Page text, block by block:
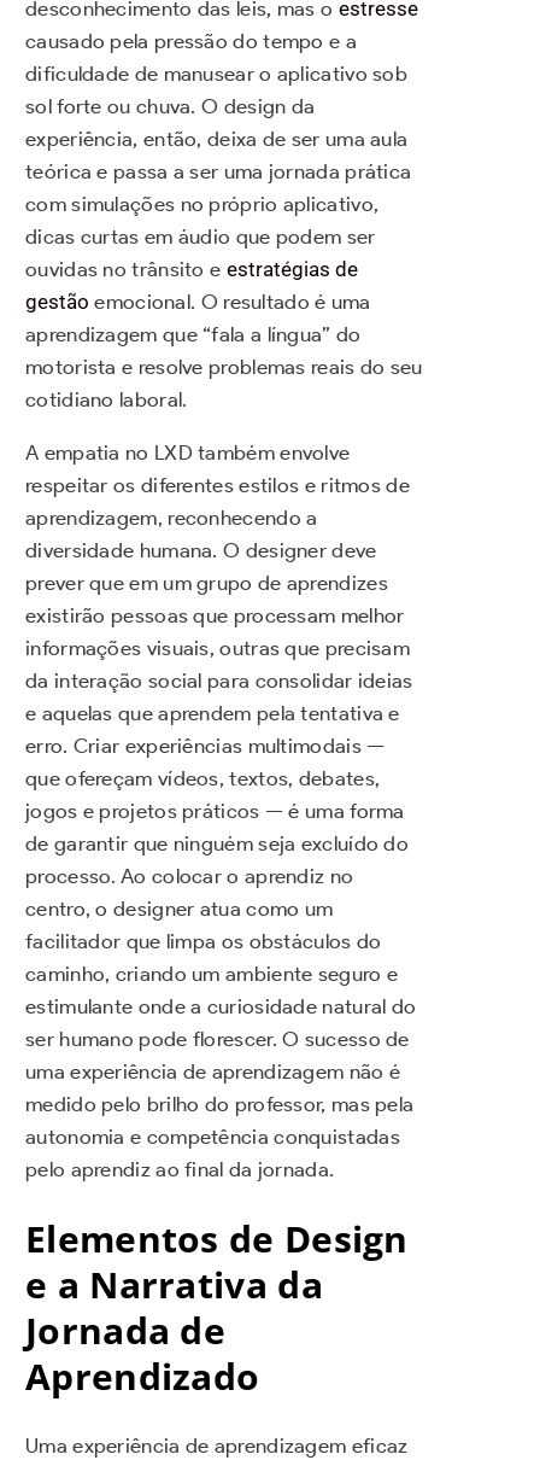
desconhecimento das leis, mas o estresse
causado pela pressão do tempo e a
dificuldade de manusear o aplicativo sob
sol forte ou chuva. O design da
experiência, então, deixa de ser uma aula
teórica e passa a ser uma jornada prática
com simulações no próprio aplicativo,
dicas curtas em áudio que podem ser
ouvidas no trânsito e estratégias de
gestão emocional. O resultado é uma
aprendizagem que “fala a língua” do
motorista e resolve problemas reais do seu
cotidiano laboral.
A empatia no LXD também envolve
respeitar os diferentes estilos e ritmos de
aprendizagem, reconhecendo a
diversidade humana. O designer deve
prever que em um grupo de aprendizes
existirão pessoas que processam melhor
informações visuais, outras que precisam
da interação social para consolidar ideias
e aquelas que aprendem pela tentativa e
erro. Criar experiências multimodais —
que ofereçam vídeos, textos, debates,
jogos e projetos práticos — é uma forma
de garantir que ninguém seja excluído do
processo. Ao colocar o aprendiz no
centro, o designer atua como um
facilitador que limpa os obstáculos do
caminho, criando um ambiente seguro e
estimulante onde a curiosidade natural do
ser humano pode florescer. O sucesso de
uma experiência de aprendizagem não é
medido pelo brilho do professor, mas pela
autonomia e competência conquistadas
pelo aprendiz ao final da jornada.
Elementos de Design
e a Narrativa da
Jornada de
Aprendizado
Uma experiência de aprendizagem eficaz